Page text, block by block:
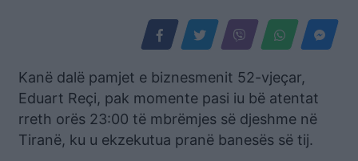
Kanë dalë pamjet e biznesmenit 52-vjeçar,
Eduart Reçi, pak momente pasi iu bë atentat
rreth orës 23:00 të mbrëmjes së djeshme në
Tiranë, ku u ekzekutua pranë banesës së tij.